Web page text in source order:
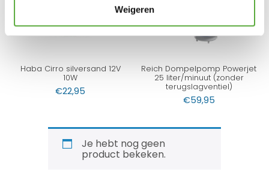
Weigeren
Haba Cirro silversand 12V
10W
€22,95
Reich Dompelpomp Powerjet
25 liter/minuut (zonder
terugslagventiel)
€59,95
Je hebt nog geen
product bekeken.